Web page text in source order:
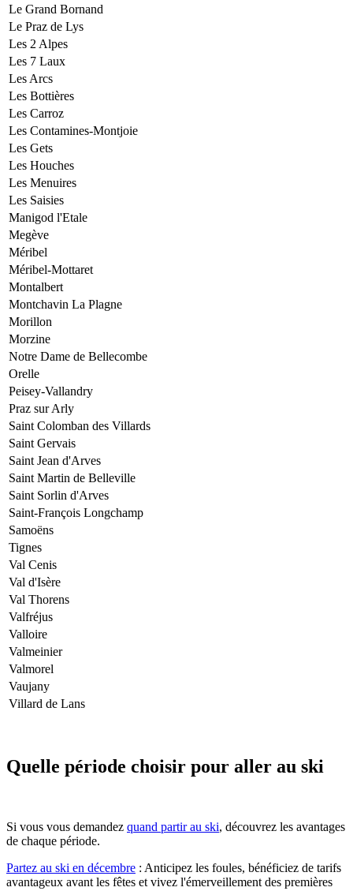
Le Grand Bornand
Le Praz de Lys
Les 2 Alpes
Les 7 Laux
Les Arcs
Les Bottières
Les Carroz
Les Contamines-Montjoie
Les Gets
Les Houches
Les Menuires
Les Saisies
Manigod l'Etale
Megève
Méribel
Méribel-Mottaret
Montalbert
Montchavin La Plagne
Morillon
Morzine
Notre Dame de Bellecombe
Orelle
Peisey-Vallandry
Praz sur Arly
Saint Colomban des Villards
Saint Gervais
Saint Jean d'Arves
Saint Martin de Belleville
Saint Sorlin d'Arves
Saint-François Longchamp
Samoëns
Tignes
Val Cenis
Val d'Isère
Val Thorens
Valfréjus
Valloire
Valmeinier
Valmorel
Vaujany
Villard de Lans
Quelle période choisir pour aller au ski
Si vous vous demandez quand partir au ski, découvrez les avantages
de chaque période.
Partez au ski en décembre : Anticipez les foules, bénéficiez de tarifs
avantageux avant les fêtes et vivez l'émerveillement des premières